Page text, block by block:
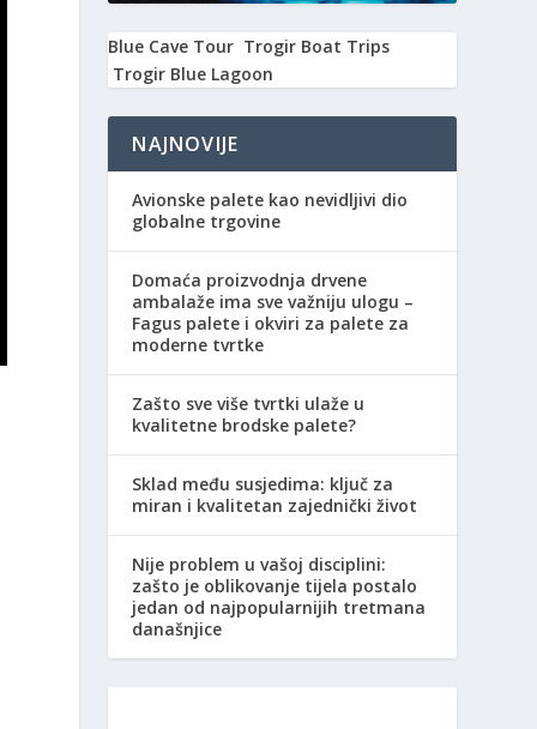
Blue Cave Tour Trogir Boat Trips
Trogir Blue Lagoon
NAJNOVIJE
Avionske palete kao nevidljivi dio
globalne trgovine
Domaća proizvodnja drvene
ambalaže ima sve važniju ulogu –
Fagus palete i okviri za palete za
moderne tvrtke
Zašto sve više tvrtki ulaže u
kvalitetne brodske palete?
Sklad među susjedima: ključ za
miran i kvalitetan zajednički život
Nije problem u vašoj disciplini:
zašto je oblikovanje tijela postalo
jedan od najpopularnijih tretmana
današnjice